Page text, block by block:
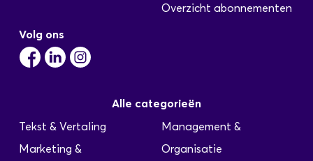
Overzicht abonnementen
Volg ons
Alle categorieën
Tekst & Vertaling
Marketing &
Management &
Organisatie